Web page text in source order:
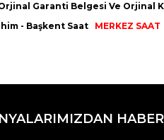
Garanti Belgesi Ve Orjinal
- Başkent Saat MERKEZ SAAT
önerileriniz için teşekkür ederiz.
resmi kalitesiz, bozuk veya